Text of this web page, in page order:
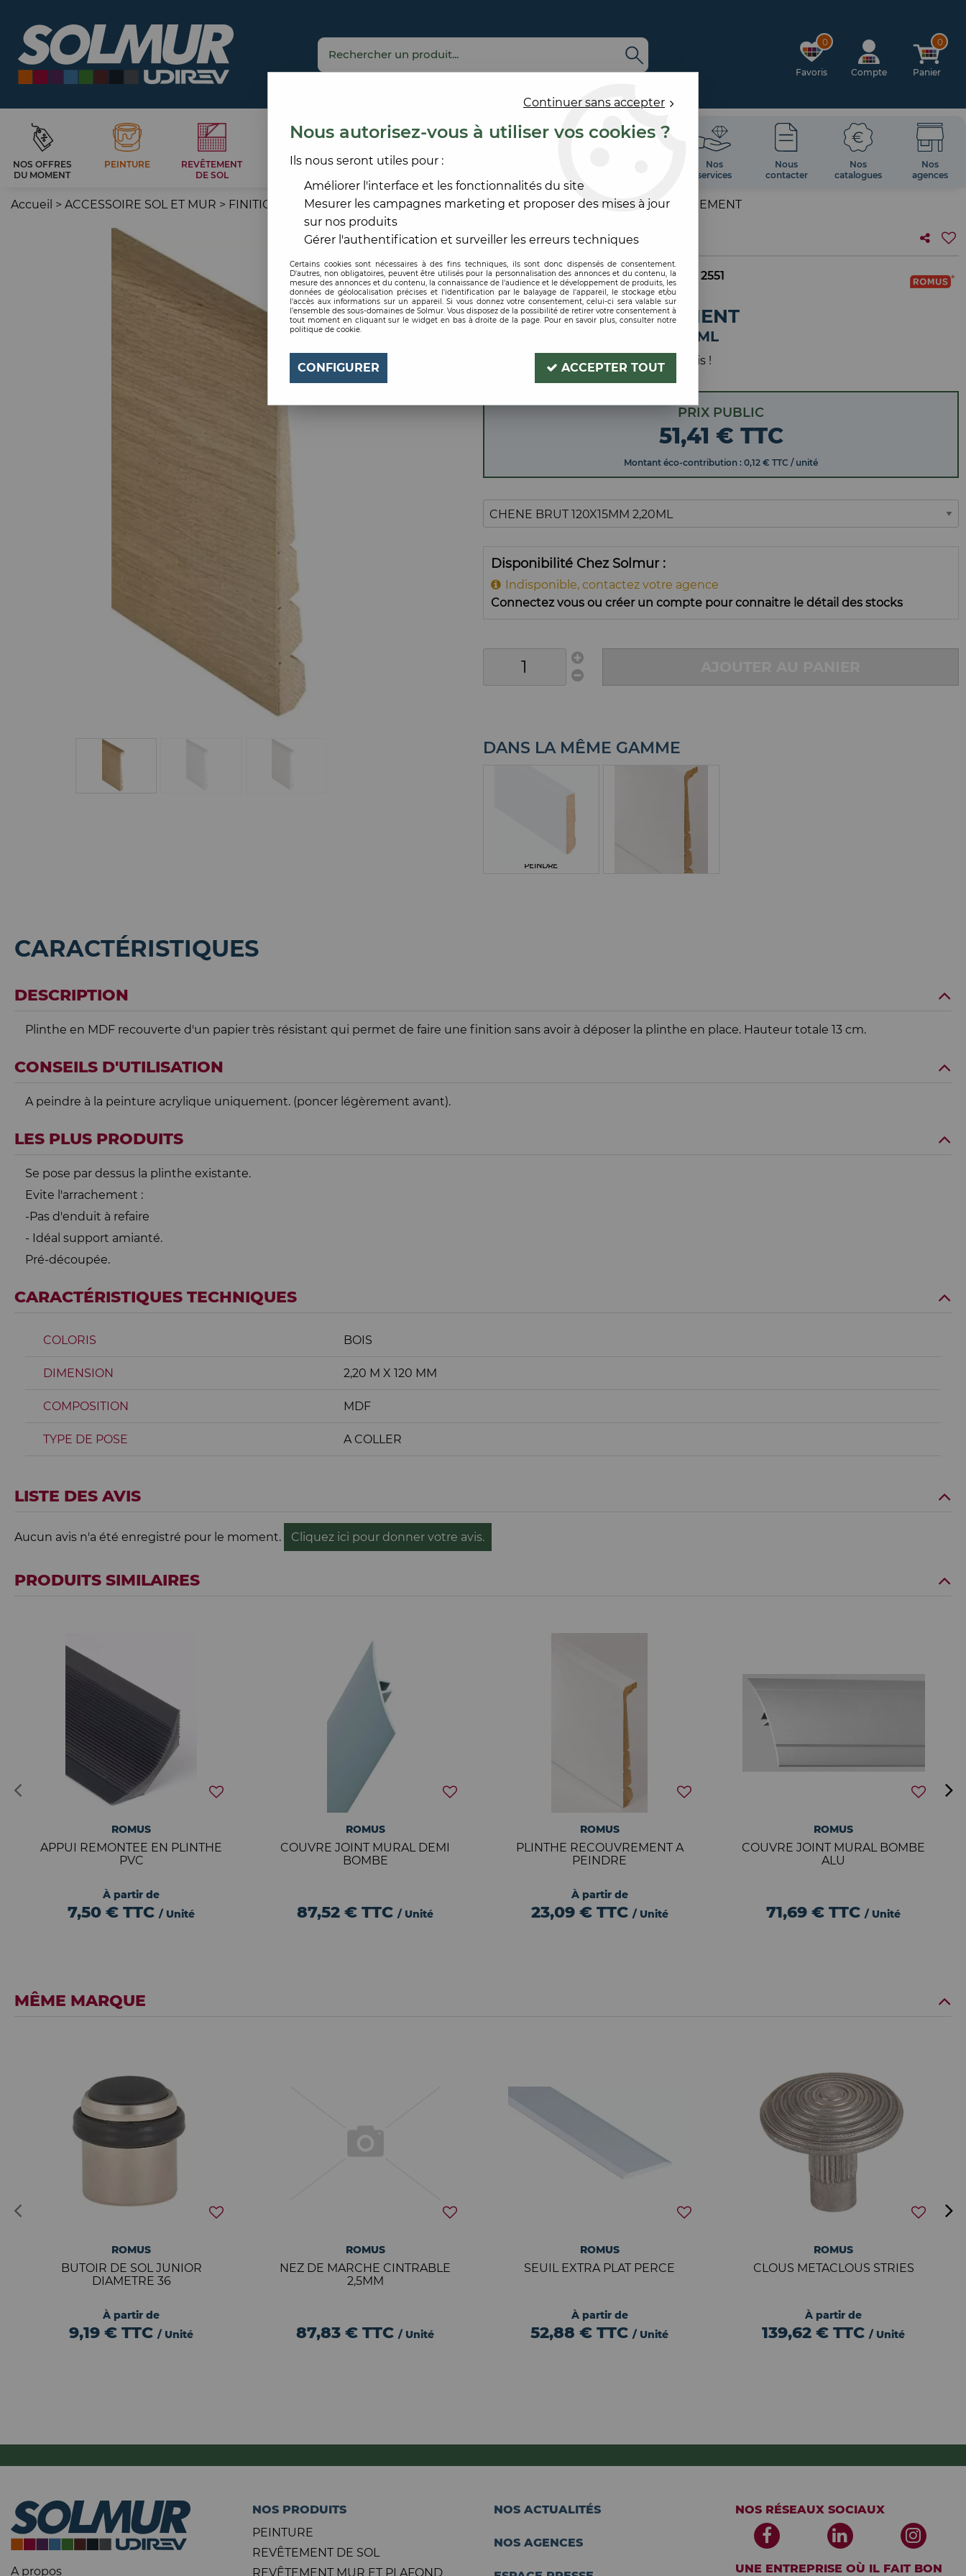
0
Favoris Compte
0
Panier
NOS OFFRES
DU MOMENT
PEINTURE
REVÊTEMENT
DE SOL
CARRELAGE
REVÊTEMENT
OUTILLAGE
Nos
services
Nous
contacter
Nos
catalogues
Nos
agences
Accueil > ACCESSOIRE SOL ET MUR > FINITION MUR >PLINTHE ET PLINTHE DE RECOUVREMENT >PLINTHE RECOUVREMENT
ROMUS
Code produit : 214229 | Réf. interne : 2551
PLINTHE RECOUVREMENT
CHENE BRUT 120X15MM 2,20ML
Soyez le premier à donner votre avis !
PRIX PUBLIC
51,41 € TTC
Montant éco-contribution : 0,12 € TTC / unité
Disponibilité Chez Solmur
Indisponible, contactez votre agence
Connectez vous ou créer un compte pour connaitre le détail des stocks
DANS LA MÊME GAMME
PLINTHE MDF A
PEINDRE
RECOUVREMENT A
PEINDRE
CARACTÉRISTIQUES
DESCRIPTION
Plinthe en MDF recouverte d'un papier très résistant qui permet de faire une finition sans avoir à déposer la plinthe en place. Hauteur totale 13 cm.
CONSEILS D'UTILISATION
A peindre à la peinture acrylique uniquement. (poncer légèrement avant).
LES PLUS PRODUITS
Se pose par dessus la plinthe existante.
Evite l'arrachement :
-Pas d'enduit à refaire
- Idéal support amianté.
Pré-découpée.
CARACTÉRISTIQUES TECHNIQUES
COLORIS BOIS
DIMENSION 2,20 M X 120 MM
COMPOSITION MDF
TYPE DE POSE A COLLER
LISTE DES AVIS
Aucun avis n'a été enregistré pour le moment. Cliquez ici pour donner votre avis.
PRODUITS SIMILAIRES
ROMUS
APPUI REMONTEE EN PLINTHE
PVC
À partir de
7,50 €TTC / Unité
ROMUS
COUVRE JOINT MURAL DEMI
BOMBE
87,52 €TTC / Unité
ROMUS
PLINTHE RECOUVREMENT A
PEINDRE
À partir de
23,09 € TTC / Unité
ROMUS
COUVRE JOINT MURAL BOMBE
ALU
71,69 €TTC / Unité
MÊME MARQUE
ROMUS
BUTOIR DE SOL JUNIOR
DIAMETRE 36
À partir de
9,19 €TTC / Unité
ROMUS
NEZ DE MARCHE CINTRABLE
2,5MM
87,83 €TTC / Unité
ROMUS
SEUIL EXTRA PLAT PERCE
À partir de
52,88 €TTC / Unité
ROMUS
CLOUS METACLOUS STRIES
À partir de
139,62 €TTC / Unité
A propos
NOS PRODUITS
PEINTURE
REVÊTEMENT DE SOL
REVÊTEMENT MUR ET PLAFOND
NOS ACTUALITÉS
NOS AGENCES
NOS RÉSEAUX SOCIAUX
UNE ENTREPRISE OÙ IL FAIT BON
Continuer sans accepter
Nous autorisez-vous à utiliser vos cookies ?
Ils nous seront utiles pour :
Améliorer l'interface et les fonctionnalités du site
Mesurer les campagnes marketing et proposer des mises à jour
sur nos produits
Gérer l'authentification et surveiller les erreurs techniques
Certains cookies sont nécessaires à des fins techniques, ils sont donc dispensés de consentement.
D'autres, non obligatoires, peuvent être utilisés pour la personnalisation des annonces et du contenu, la
mesure des annonces et du contenu, la connaissance de l'audience et le développement de produits, les
données de géolocalisation précises et l'identification par le balayage de l'appareil, le stockage et/ou
l'accès aux informations sur un appareil. Si vous donnez votre consentement, celui-ci sera valable sur
l’ensemble des sous-domaines de Solmur. Vous disposez de la possibilité de retirer votre consentement à
tout moment en cliquant sur le widget en bas à droite de la page. Pour en savoir plus, consulter notre
politique de cookie.
CONFIGURER ACCEPTER TOUT